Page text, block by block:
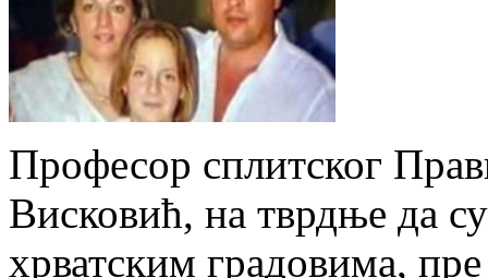
Професор сплитског
Висковић, на тврдње да
хрватским градовима,